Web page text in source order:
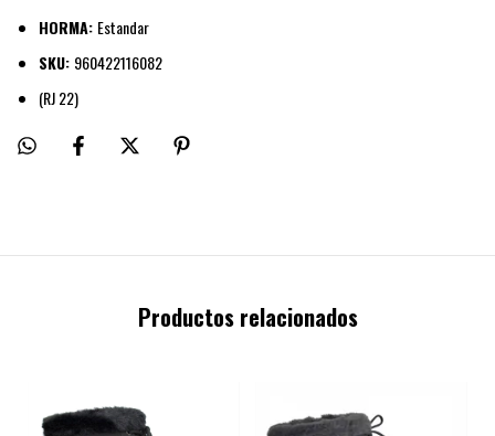
HORMA: Estandar
SKU: 960422116082
(RJ 22)
Productos relacionados